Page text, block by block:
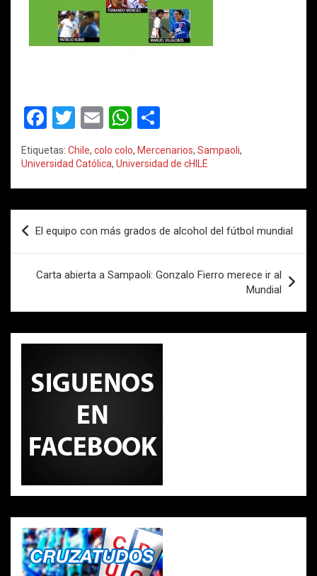
F
a
ce
b
o
o
k
T
wi
tt
er
E
m
ail
W
h
at
s
A
p
p
m
p
ar
tir
Etiquetas: Chile, colo colo, Mercenarios, Sampaoli,
Universidad Católica, Universidad de cHILE
Navegación
de
entradas
El equipo con más grados de alcohol del fútbol mundial
Carta abierta a Sampaoli: Gonzalo Fierro merece ir al
Mundial